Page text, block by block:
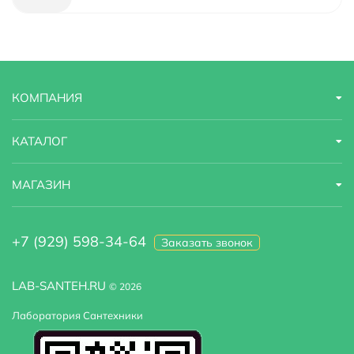
Стандарт подводки
Тропический (верхний) душ
Встраиваемая система да
LAB-SANTEH.RU © 2026
Лаборатория Сантехники
КОМПАНИЯ
КАТАЛОГ
МАГАЗИН
+7 (929) 598-34-64 Заказать звонок